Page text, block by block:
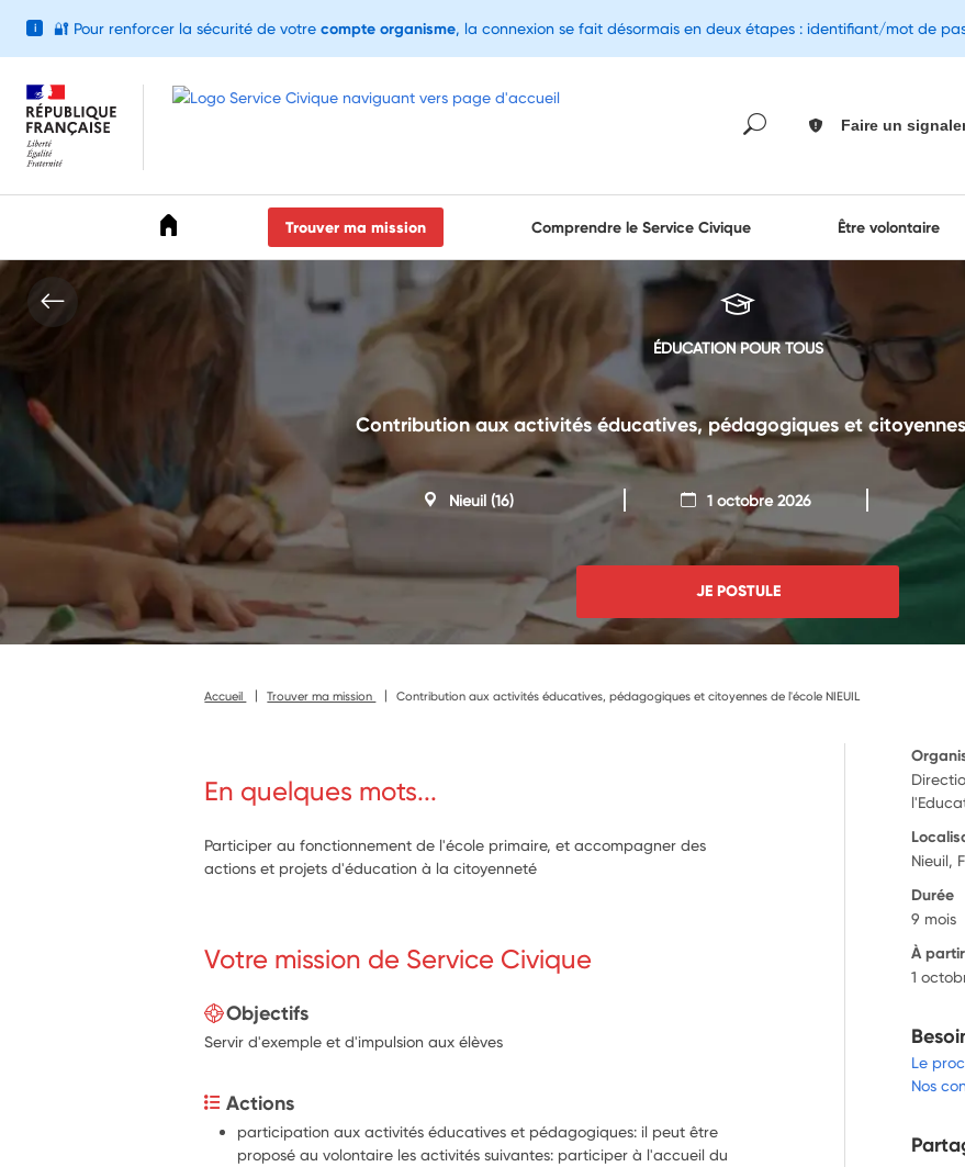
Faire un
Trouver ma mission Comprendre le Service Civique Être volontaire
ÉDUCATION POUR TOUS
Contribution aux activités éducatives, pédagogiques et citoyennes
Nieuil(16) 1 octobre 2026
JE POSTULE
Accueil Trouver ma mission Contribution aux activités éducatives, pédagogiques et citoyennes de l'école NIEUIL
En quelques mots...
Participer au fonctionnement de l'école primaire, et accompagner des
actions et projets d'éducation à la citoyenneté
Votre mission de Service Civique
Objectifs
Servir d'exemple et d'impulsion aux élèves
Actions
participation aux activités éducatives et pédagogiques: il peut être
proposé au volontaire les activités suivantes: participer à l'accueil du
Nieuil,
Durée
9 mois
À
1
Le
Nos
i 🔐 Pour renforcer la sécurité de votre compte organisme, la connexion se fait désormais en deux étapes : identifiant/mot de